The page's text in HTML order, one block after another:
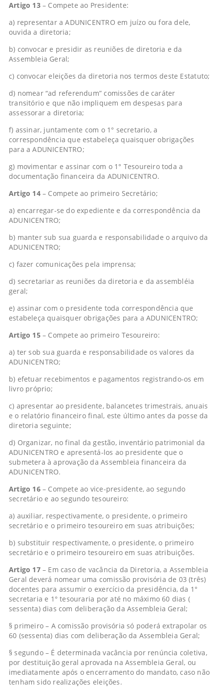
Artigo 13– Compete ao Presidente:
a) representar a ADUNICENTRO em juízo ou fora dele,
ouvida a diretoria;
b) convocar e presidir as reuniões de diretoria e da
Assembleia Geral;
c) convocar eleições da diretoria nos termos deste Estatuto;
d) nomear “ad referendum” comissões de caráter
transitório e que não impliquem em despesas para
assessorar a diretoria;
f) assinar, juntamente com o 1° secretario, a
correspondência que estabeleça quaisquer obrigações
para a ADUNICENTRO;
g) movimentar e assinar com o 1° Tesoureiro toda a
documentação financeira da ADUNICENTRO.
Artigo 14– Compete ao primeiro Secretário;
a) encarregar-se do expediente e da correspondência da
ADUNICENTRO;
b) manter sub sua guarda e responsabilidade o arquivo da
ADUNICENTRO;
c) fazer comunicações pela imprensa;
d) secretariar as reuniões da diretoria e da assembléia
geral;
e) assinar com o presidente toda correspondência que
estabeleça quaisquer obrigações para a ADUNICENTRO;
Artigo 15– Compete ao primeiro Tesoureiro:
a) ter sob sua guarda e responsabilidade os valores da
ADUNICENTRO;
b) efetuar recebimentos e pagamentos registrando-os em
livro próprio;
c) apresentar ao presidente, balancetes trimestrais, anuais
e o relatório financeiro final, este último antes da posse da
diretoria seguinte;
d) Organizar, no final da gestão, inventário patrimonial da
ADUNICENTRO e apresentá-los ao presidente que o
submetera à aprovação da Assembleia financeira da
ADUNICENTRO.
Artigo 16– Compete ao vice-presidente, ao segundo
secretário e ao segundo tesoureiro:
a) auxiliar, respectivamente, o presidente, o primeiro
secretário e o primeiro tesoureiro em suas atribuições;
b) substituir respectivamente, o presidente, o primeiro
secretário e o primeiro tesoureiro em suas atribuições.
Artigo 17– Em caso de vacância da Diretoria, a Assembleia
Geral deverá nomear uma comissão provisória de 03 (três)
docentes para assumir o exercício da presidência, da 1°
secretaria e 1° tesouraria por até no máximo 60 dias (
sessenta) dias com deliberação da Assembleia Geral;
§ primeiro – A comissão provisória só poderá extrapolar os
60 (sessenta) dias com deliberação da Assembleia Geral;
§ segundo – É determinada vacância por renúncia coletiva,
por destituição geral aprovada na Assembleia Geral, ou
imediatamente após o encerramento do mandato, caso não
tenham sido realizações eleições.